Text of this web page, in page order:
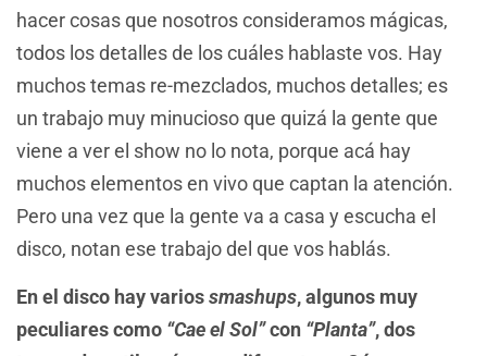
hacer cosas que nosotros consideramos mágicas,
todos los detalles de los cuáles hablaste vos. Hay
muchos temas re-mezclados, muchos detalles; es
un trabajo muy minucioso que quizá la gente que
viene a ver el show no lo nota, porque acá hay
muchos elementos en vivo que captan la atención.
Pero una vez que la gente va a casa y escucha el
disco, notan ese trabajo del que vos hablás.
En el disco hay variossmashups, algunos muy
peculiares como “Cae el Sol”con “Planta”, dos